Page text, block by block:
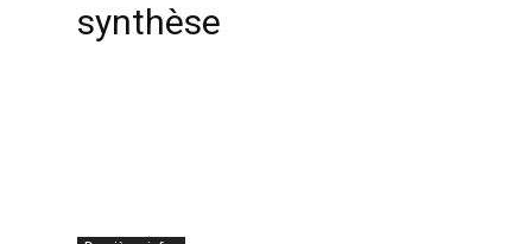
synthèse